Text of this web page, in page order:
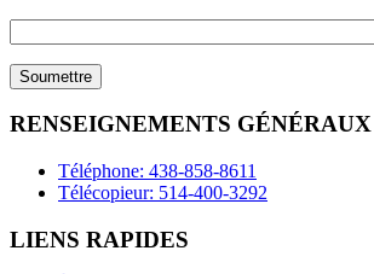
field
empty.
RENSEIGNEMENTS GÉNÉRAUX
Téléphone: 438-858-8611
Télécopieur: 514-400-3292
LIENS RAPIDES